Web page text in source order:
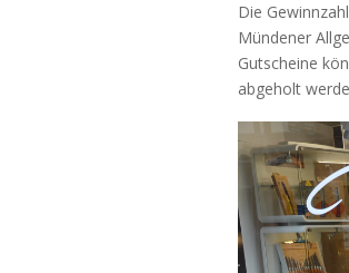
Die
Mündener
Gutscheine
abgeholt